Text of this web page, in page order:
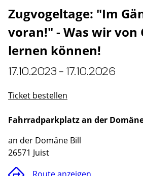
Zugvogeltage: "Im
voran!" - Was wir von
lernen können!
17.10.2023 - 17.10.2026
Ticket bestellen
Fahrradparkplatz an der
an der Domäne Bill
26571 Juist